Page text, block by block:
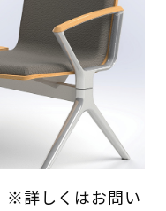
※詳しくはお問い